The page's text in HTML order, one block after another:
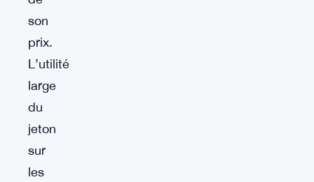
son
prix.
L’utilité
large
du
jeton
sur
les